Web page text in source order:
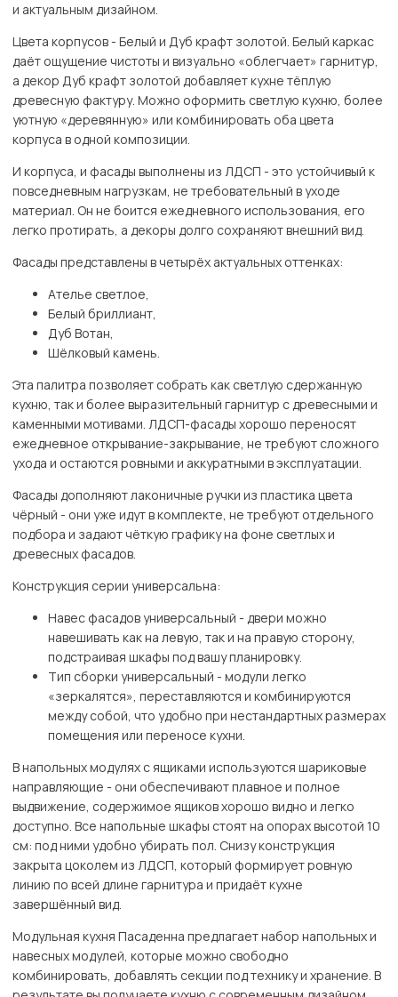
и актуальным дизайном.
Цвета корпусов - Белый и Дуб крафт золотой. Белый каркас
даёт ощущение чистоты и визуально «облегчает» гарнитур,
а декор Дуб крафт золотой добавляет кухне тёплую
древесную фактуру. Можно оформить светлую кухню, более
уютную «деревянную» или комбинировать оба цвета
корпуса в одной композиции.
И корпуса, и фасады выполнены из ЛДСП - это устойчивый к
повседневным нагрузкам, не требовательный в уходе
материал. Он не боится ежедневного использования, его
легко протирать, а декоры долго сохраняют внешний вид.
Фасады представлены в четырёх актуальных оттенках:
Ателье светлое,
Белый бриллиант,
Дуб Вотан,
Шёлковый камень.
Эта палитра позволяет собрать как светлую сдержанную
кухню, так и более выразительный гарнитур с древесными и
каменными мотивами. ЛДСП-фасады хорошо переносят
ежедневное открывание-закрывание, не требуют сложного
ухода и остаются ровными и аккуратными в эксплуатации.
Фасады дополняют лаконичные ручки из пластика цвета
чёрный - они уже идут в комплекте, не требуют отдельного
подбора и задают чёткую графику на фоне светлых и
древесных фасадов.
Конструкция серии универсальна:
Навес фасадов универсальный - двери можно
навешивать как на левую, так и на правую сторону,
подстраивая шкафы под вашу планировку.
Тип сборки универсальный - модули легко
«зеркалятся», переставляются и комбинируются
между собой, что удобно при нестандартных размерах
помещения или переносе кухни.
В напольных модулях с ящиками используются шариковые
направляющие - они обеспечивают плавное и полное
выдвижение, содержимое ящиков хорошо видно и легко
доступно. Все напольные шкафы стоят на опорах высотой 10
см: под ними удобно убирать пол. Снизу конструкция
закрыта цоколем из ЛДСП, который формирует ровную
линию по всей длине гарнитура и придаёт кухне
завершённый вид.
Модульная кухня Пасаденна предлагает набор напольных и
навесных модулей, которые можно свободно
комбинировать, добавлять секции под технику и хранение. В